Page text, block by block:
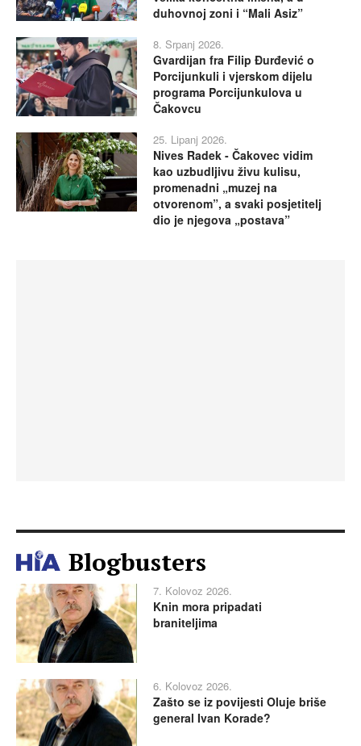
duhovnoj zoni i “Mali Asiz”
8. Srpanj 2026.
Gvardijan fra Filip Đurđević o
Porcijunkuli i vjerskom dijelu
programa Porcijunkulova u
Čakovcu
25. Lipanj 2026.
Nives Radek - Čakovec vidim
kao uzbudljivu živu kulisu,
promenadni „muzej na
otvorenom”, a svaki posjetitelj
dio je njegova „postava”
Blogbusters
7. Kolovoz 2026.
Knin mora pripadati
braniteljima
6. Kolovoz 2026.
Zašto se iz povijesti Oluje briše
general Ivan Korade?